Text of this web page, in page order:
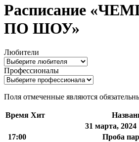
Расписание
ПО ШОУ»
Любители
Профессионалы
Поля отмеченные являются
Время Хит
31 марта, 2024
17:00
Проба